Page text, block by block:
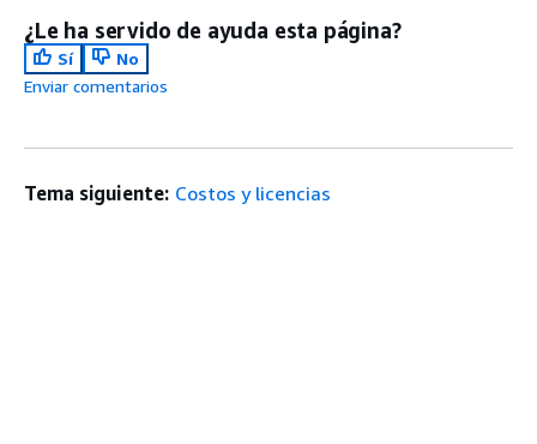
¿Le ha servido de ayuda esta página?
Sí
No
Enviar comentarios
Tema siguiente: Costos y licencias